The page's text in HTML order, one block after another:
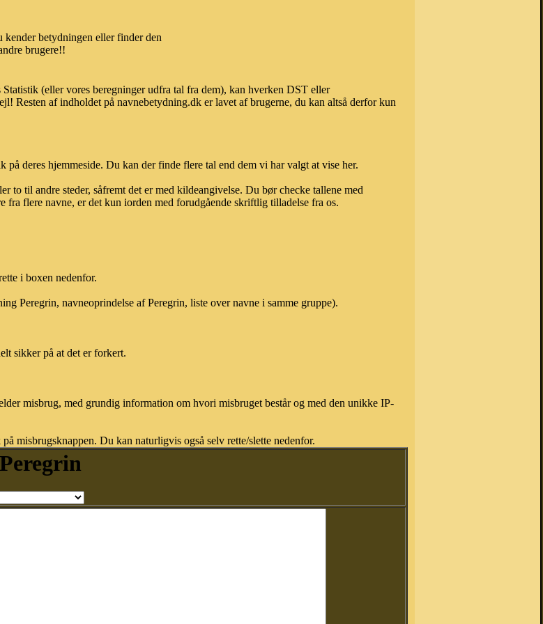
kender betydningen eller finder den
brugere!!
(eller vores beregninger udfra tal fra dem), kan hverken DST eller
Resten af indholdet på navnebetydning.dk er lavet af brugerne, du kan altså derfor kun
deres hjemmeside. Du kan der finde flere tal end dem vi har valgt at vise her.
to til andre steder, såfremt det er med kildeangivelse. Du bør checke tallene med
flere navne, er det kun iorden med forudgående skriftlig tilladelse fra os.
i boxen nedenfor.
Peregrin, navneoprindelse af Peregrin, liste over navne i samme gruppe).
sikker på at det er forkert.
misbrug, med grundig information om hvori misbruget består og med den unikke IP-
misbrugsknappen. Du kan naturligvis også selv rette/slette nedenfor.
Peregrin